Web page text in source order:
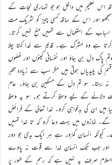
اس تعلیم میں داخل ہو جو تمہاری نجات کے
اور اس کے ساتھ کسی چیز کو شریک مت
کے استعمال سے تمہیں منع نہیں کرتا۔
ہے وہ مشرک ہے۔ قدیم سے خدا کہتا چلا
پاک دل بن جاؤ اور نفسانی کینوں اور غصّوں
پلیدیاں ہوتی ہیں مگر سب سے زیادہ تکبر
نہ رہتا۔ سو تم دل کے مسکین بن جاؤ۔ عام
دلانے کے لیے وعظ کرتے ہو۔ سو یہ وعظ
میں ان کی بدخواہی کرو۔ خدا تعالیٰ کے فرائض
نمازوں میں بہت دعا کرو کہ تا خدا تمہیں
کیونکہ انسان کمزور ہے ہر ایک بدی جو دور
اور جب تک انسان خدا سے قوت نہ پاوے
اسلام صرف یہ نہیں ہے کہ رسم کے طور پر